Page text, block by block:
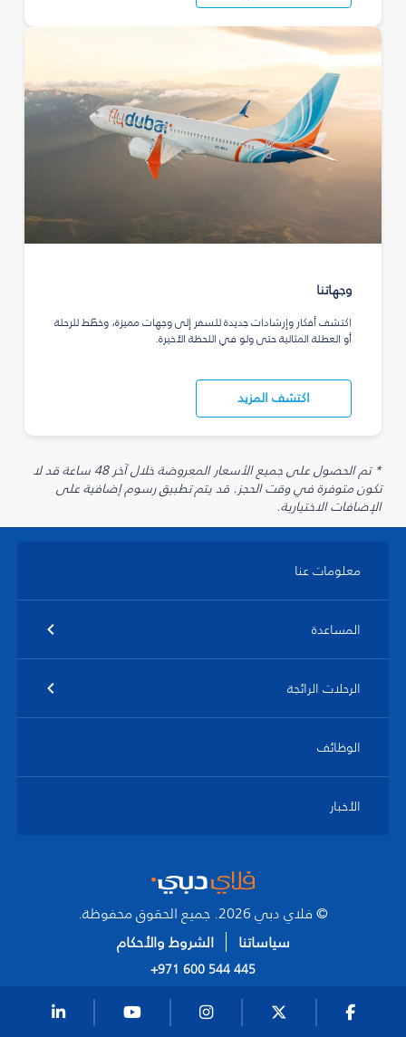
وجهاتنا
اكتشف أفكار وإرشادات جديدة للسفر إلى وجهات مميزة، وخطّط للرحلة
أو العطلة المثالية حتى ولو في اللحظة الأخيرة.
اكتشف المزيد
* تم الحصول على جميع الأسعار المعروضة خلال آخر 48 ساعة قد لا
تكون متوفرة في وقت الحجز. قد يتم تطبيق رسوم إضافية على
الإضافات الاختيارية.
معلومات عنا
المساعدة
الرحلات الرائجة
الوظائف
الأخبار
© فلاي دبي 2026. جميع الحقوق محفوظة.
سياساتنا
الشروط والأحكام
+971 600 544 445